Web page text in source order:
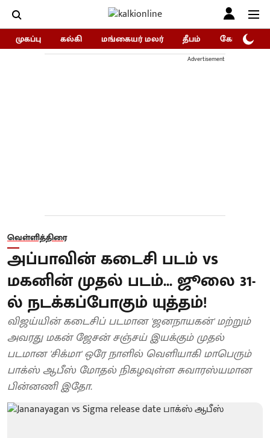
முகப்பு கல்கி மங்கையர் மலர் தீபம் கோகுலம்/
Advertisement
வெள்ளித்திரை
அப்பாவின் கடைசி படம் vs
மகனின் முதல் படம்... ஜூலை 31-
ல் நடக்கப்போகும் யுத்தம்!
விஜய்யின் கடைசிப் படமான 'ஜனநாயகன்' மற்றும்
அவரது மகன் ஜேசன் சஞ்சய் இயக்கும் முதல்
படமான 'சிக்மா' ஒரே நாளில் வெளியாகி மாபெரும்
பாக்ஸ் ஆபீஸ் மோதல் நிகழவுள்ள சுவாரஸ்யமான
பின்னணி இதோ.